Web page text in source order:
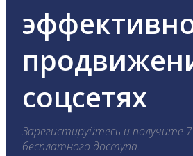
соцсетях
Зарегистируйтесь и получите
бесплатного доступа.